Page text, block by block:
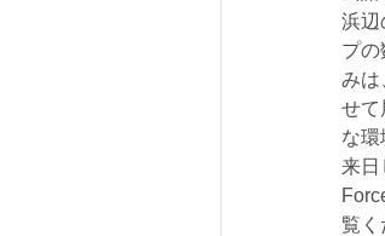
浜辺
プ
みは
せて
な環
来日
覧